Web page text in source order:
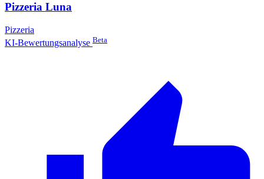
Pizzeria Luna
Pizzeria
KI-Bewertungsanalyse Beta